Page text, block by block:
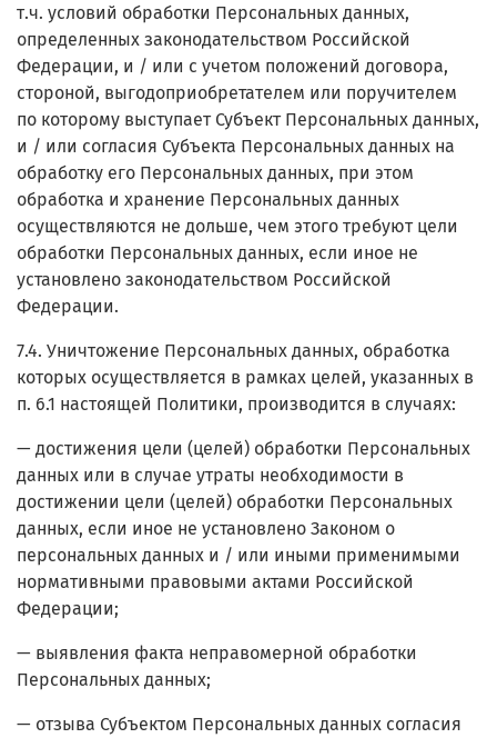
т.ч. условий обработки Персональных данных,
определенных законодательством Российской
Федерации, и / или с учетом положений договора,
стороной, выгодоприобретателем или поручителем
по которому выступает Субъект Персональных данных,
и / или согласия Субъекта Персональных данных на
обработку его Персональных данных, при этом
обработка и хранение Персональных данных
осуществляются не дольше, чем этого требуют цели
обработки Персональных данных, если иное не
установлено законодательством Российской
Федерации.
7.4. Уничтожение Персональных данных, обработка
которых осуществляется в рамках целей, указанных в
п. 6.1 настоящей Политики, производится в случаях:
— достижения цели (целей) обработки Персональных
данных или в случае утраты необходимости в
достижении цели (целей) обработки Персональных
данных, если иное не установлено Законом о
персональных данных и / или иными применимыми
нормативными правовыми актами Российской
Федерации;
— выявления факта неправомерной обработки
Персональных данных;
— отзыва Субъектом Персональных данных согласия